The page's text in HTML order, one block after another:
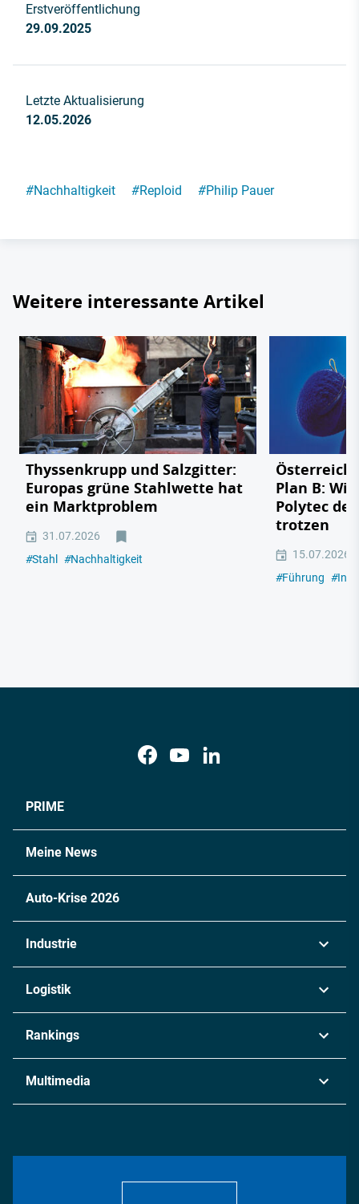
Erstveröffentlichung
29.09.2025
Letzte Aktualisierung
12.05.2026
#Nachhaltigkeit #Reploid #Philip Pauer
Weitere interessante Artikel
Thyssenkrupp und Salzgitter:
Europas grüne Stahlwette hat
ein Marktproblem
31.07.2026
#Stahl #Nachhaltigkeit
Plan B:
Polytec
trotzen
15.07.2026
#Führung #
PRIME
Meine News
Auto-Krise 2026
Industrie
Chemie
Metall
Energie
Logistik
Rankings
Multimedia